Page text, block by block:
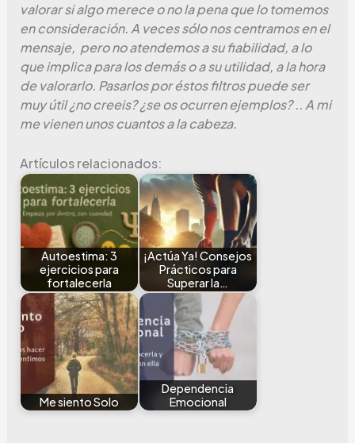
valorar si algo merece o no la pena que lo tomemos
en consideración. A veces sólo nos centramos en el
mensaje, pero no atendemos a su fiabilidad, a lo
que implica para los demás o a su utilidad, a la hora
de valorarlo. Pasarlos por éstos filtros puede ser
muy útil ¿no creeis? ¿se os ocurren ejemplos? .. A mi
me vienen unos cuantos a la cabeza.
Artículos relacionados:
Autoestima: 3
ejercicios para
fortalecerla
¡Actúa Ya! Consejos
Prácticos para
Superar la…
Me siento Solo
Dependencia
Emocional